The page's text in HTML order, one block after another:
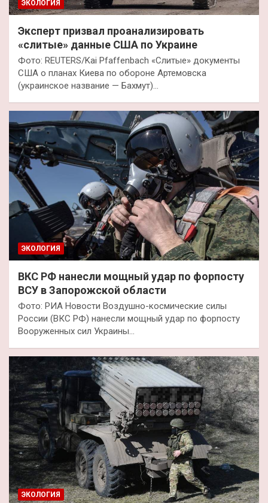
ЭКОЛОГИЯ
Эксперт призвал проанализировать
«слитые» данные США по Украине
Фото: REUTERS/Kai Pfaffenbach «Слитые» документы
США о планах Киева по обороне Артемовска
(украинское название — Бахмут)…
ЭКОЛОГИЯ
ВКС РФ нанесли мощный удар по форпосту
ВСУ в Запорожской области
Фото: РИА Новости Воздушно-космические силы
России (ВКС РФ) нанесли мощный удар по форпосту
Вооруженных сил Украины…
ЭКОЛОГИЯ